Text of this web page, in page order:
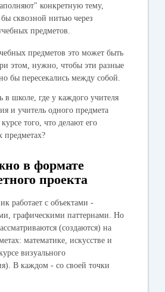
конкретную тему,
сквозной нитью через
предметов.
предметов это может быть
этом, нужно, чтобы эти разные
бы пересекались между собой.
в школе, где у каждого учителя
и учитель одного предмета
того, что делают его
предметах?
в формате
проекта
работает с объектами -
графическими паттернами. Но
(создаются) на
математике, искусстве и
визуального
В каждом - со своей точки